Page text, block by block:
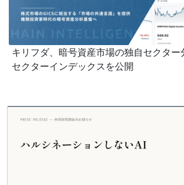
キリフダ、暗号資産市場の独自セクター
セクターインデックスを公開